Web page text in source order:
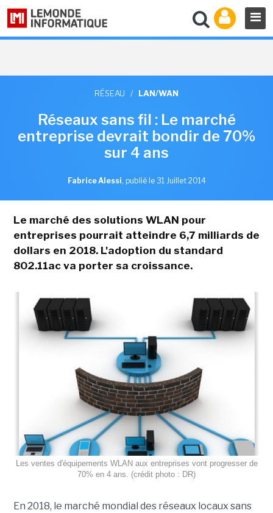
RÉSEAU / LAN/WAN
Réseaux sans fil : Le marché
entreprise devrait bondir de 70%
sur 4 ans
Fabrice Alessi, publié le 31 Juillet 2014
Le marché des solutions WLAN pour
entreprises pourrait atteindre 6,7 milliards de
dollars en 2018. L'adoption du standard
802.11ac va porter sa croissance.
Les ventes d'équipements WLAN aux entreprises vont progresser de
70% en 4 ans. (crédit photo : DR)
En 2018, le marché mondial des réseaux locaux sans